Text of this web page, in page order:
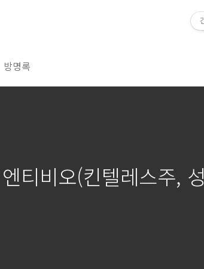
방명록
티비오(킨텔레스주,